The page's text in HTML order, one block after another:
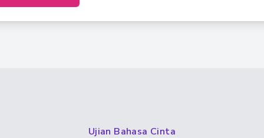
Ujian Bahasa Cinta